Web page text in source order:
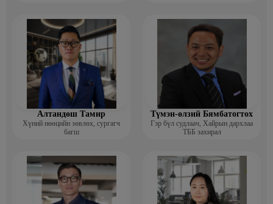
Алтандөш Тамир
Хүний нөөцийн зөвлөх, сургагч
багш
Түмэн-өлзий Бямбатогтох
Гэр бүл судлаач, Хайрын дархлаа
ТББ захирал